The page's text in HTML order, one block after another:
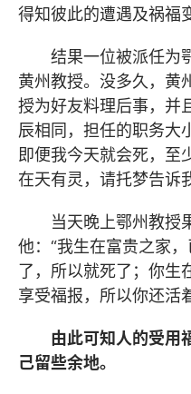
得知彼此的遭遇及祸福
结果一位被派任为
黄州教授。没多久，黄
授为好友料理后事，并
辰相同，担任的职务大
即便我今天就会死，至
在天有灵，请托梦告诉
当天晚上鄂州教授
他：“我生在富贵之家
了，所以就死了；你生
享受福报，所以你还活
由此可知人的受用
己留些余地。